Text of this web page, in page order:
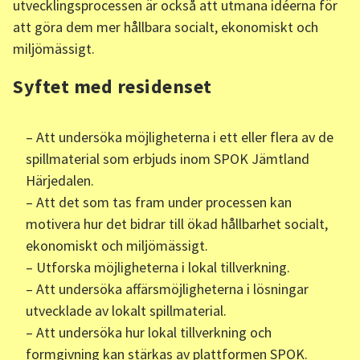
utvecklingsprocessen är också att utmana idéerna för
att göra dem mer hållbara socialt, ekonomiskt och
miljömässigt.
Syftet med residenset
– Att undersöka möjligheterna i ett eller flera av de
spillmaterial som erbjuds inom SPOK Jämtland
Härjedalen.
– Att det som tas fram under processen kan
motivera hur det bidrar till ökad hållbarhet socialt,
ekonomiskt och miljömässigt.
– Utforska möjligheterna i lokal tillverkning.
– Att undersöka affärsmöjligheterna i lösningar
utvecklade av lokalt spillmaterial.
– Att undersöka hur lokal tillverkning och
formgivning kan stärkas av plattformen SPOK.